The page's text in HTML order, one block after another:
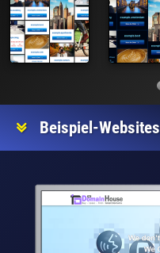
Beispiel-Websites